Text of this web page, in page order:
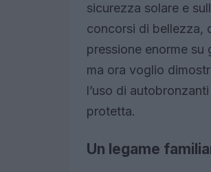
sicurezza solare e
concorsi di bellezza,
pressione enorme
ma ora voglio
l’uso di
protetta.
Un legame